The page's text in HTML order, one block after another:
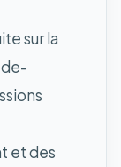
sur la
et des